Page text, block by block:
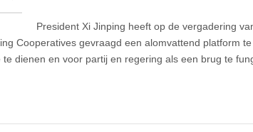
President Xi Jinping heeft op de vergadering
Cooperatives gevraagd een alomvattend platform
te dienen en voor partij en regering als een brug te